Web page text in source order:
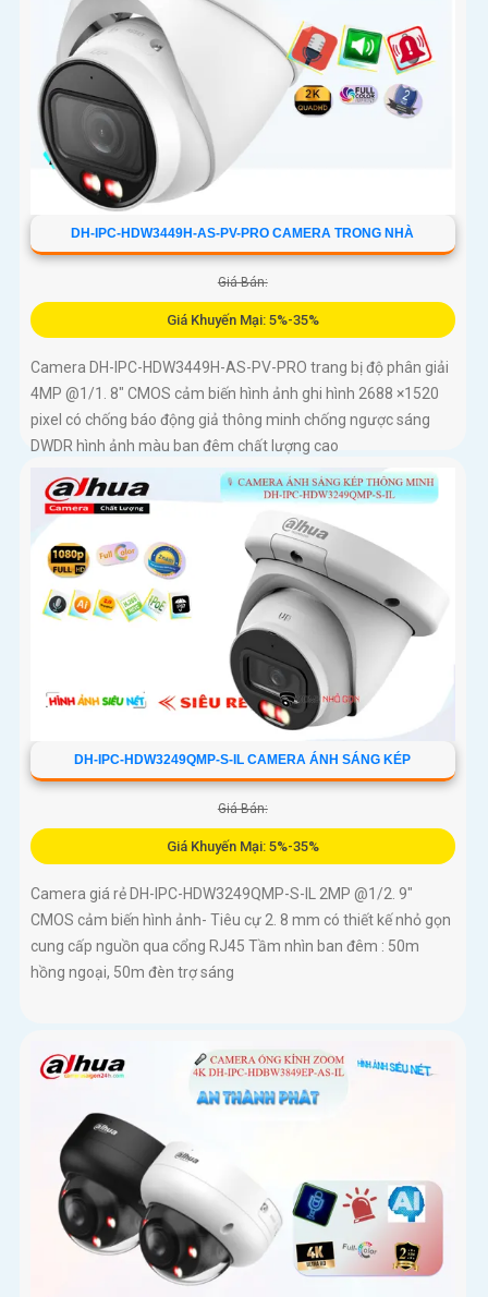
DH-IPC-HDW3449H-AS-PV-PRO CAMERA TRONG NHÀ
Giá Bán:
Giá Khuyến Mại: 5%-35%
Camera DH-IPC-HDW3449H-AS-PV-PRO trang bị độ phân giải
4MP @1/1. 8" CMOS cảm biến hình ảnh ghi hình 2688 ×1520
pixel có chống báo động giả thông minh chống ngược sáng
DWDR hình ảnh màu ban đêm chất lượng cao
DH-IPC-HDW3249QMP-S-IL CAMERA ÁNH SÁNG KÉP
Giá Bán:
Giá Khuyến Mại: 5%-35%
Camera giá rẻ DH-IPC-HDW3249QMP-S-IL 2MP @1/2. 9"
CMOS cảm biến hình ảnh- Tiêu cự 2. 8 mm có thiết kế nhỏ gọn
cung cấp nguồn qua cổng RJ45 Tầm nhìn ban đêm : 50m
hồng ngoại, 50m đèn trợ sáng